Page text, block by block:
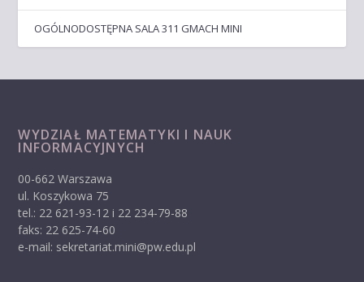
OGÓLNODOSTĘPNA SALA 311 GMACH MINI
WYDZIAŁ MATEMATYKI I NAUK
INFORMACYJNYCH
00-662 Warszawa
ul. Koszykowa 75
tel.: 22 621-93-12 i 22 234-79-88
faks: 22 625-74-60
e-mail: sekretariat.mini@pw.edu.pl